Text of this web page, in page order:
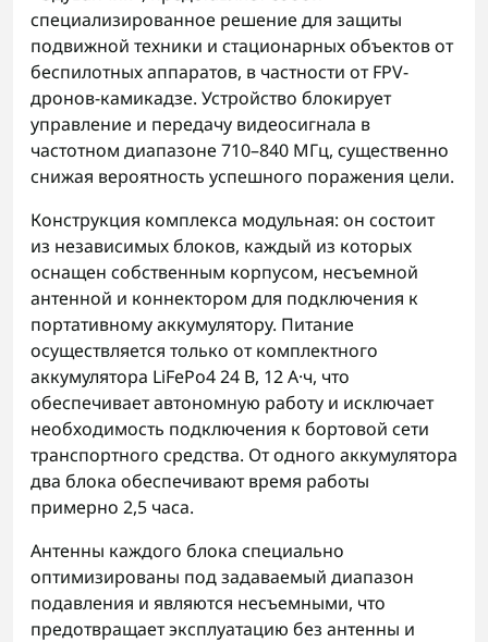
специализированное решение для защиты
подвижной техники и стационарных объектов от
беспилотных аппаратов, в частности от FPV-
дронов-камикадзе. Устройство блокирует
управление и передачу видеосигнала в
частотном диапазоне 710–840 МГц, существенно
снижая вероятность успешного поражения цели.
Конструкция комплекса модульная: он состоит
из независимых блоков, каждый из которых
оснащен собственным корпусом, несъемной
антенной и коннектором для подключения к
портативному аккумулятору. Питание
осуществляется только от комплектного
аккумулятора LiFePo4 24 В, 12 А·ч, что
обеспечивает автономную работу и исключает
необходимость подключения к бортовой сети
транспортного средства. От одного аккумулятора
два блока обеспечивают время работы
примерно 2,5 часа.
Антенны каждого блока специально
оптимизированы под задаваемый диапазон
подавления и являются несъемными, что
предотвращает эксплуатацию без антенны и